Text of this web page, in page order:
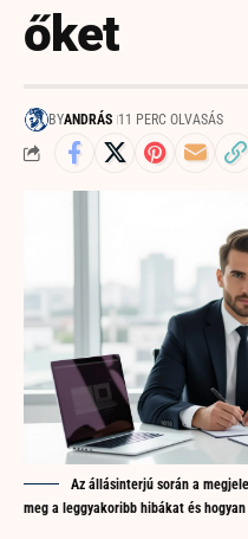
őket
BYANDRÁS 11 PERC OLVASÁS
Az állásinterjú során a
meg a leggyakoribb hibákat és